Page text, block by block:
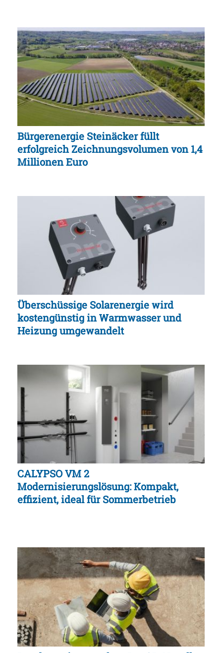
Bürgerenergie Steinäcker füllt
erfolgreich Zeichnungsvolumen von 1,4
Millionen Euro
Überschüssige Solarenergie wird
kostengünstig in Warmwasser und
Heizung umgewandelt
CALYPSO VM 2
Modernisierungslösung: Kompakt,
effizient, ideal für Sommerbetrieb